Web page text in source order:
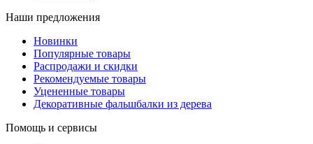
Наши предложения
Новинки
Популярные товары
Распродажи и скидки
Рекомендуемые товары
Уцененные товары
Декоративные фальшбалки из дерева
Помощь и сервисы